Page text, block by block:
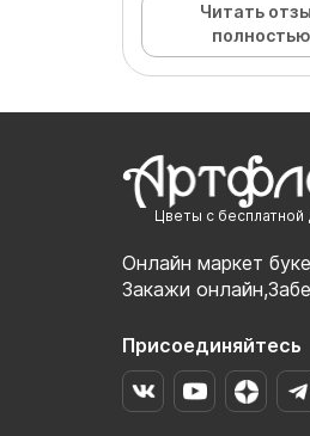
Читать
полностью
Цветы с бесплатной
Онлайн маркет
Закажи
Присоединяйтесь